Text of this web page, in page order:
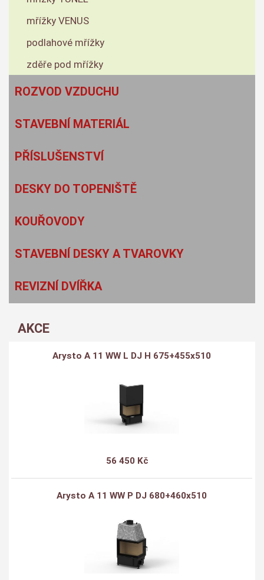
mřížky VENUS
podlahové mřížky
zděře pod mřížky
ROZVOD VZDUCHU
STAVEBNÍ MATERIÁL
PŘÍSLUŠENSTVÍ
DESKY DO TOPENIŠTĚ
KOUŘOVODY
STAVEBNÍ DESKY A TVAROVKY
REVIZNÍ DVÍŘKA
AKCE
Arysto A 11 WW L DJ H 675+455x510
56 450 Kč
Arysto A 11 WW P DJ 680+460x510